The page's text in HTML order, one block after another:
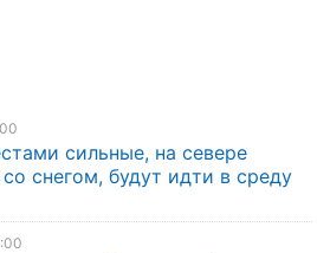
сильные, на севере
снегом, будут идти в среду